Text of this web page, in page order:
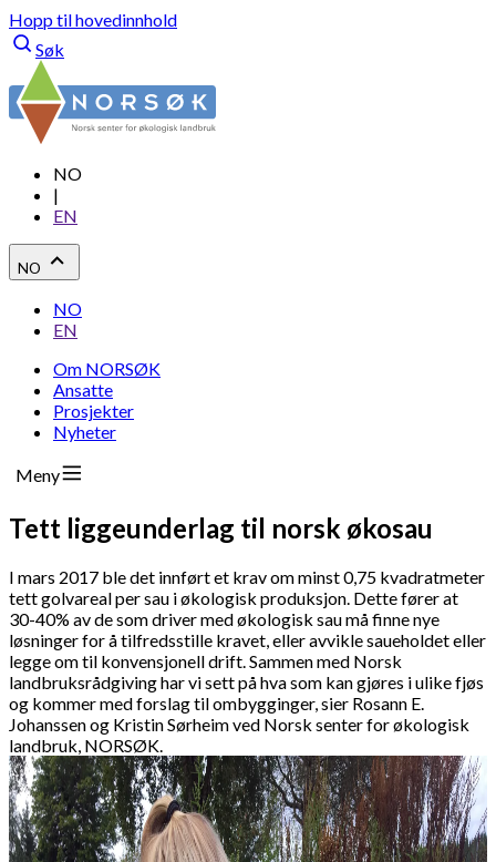
Hopp til hovedinnhold
Søk
NO
|
EN
NO
NO
EN
Om NORSØK
Ansatte
Prosjekter
Nyheter
Meny
Tett liggeunderlag til norsk økosau
I mars 2017 ble det innført et krav om minst 0,75 kvadratmeter
tett golvareal per sau i økologisk produksjon. Dette fører at
30-40% av de som driver med økologisk sau må finne nye
løsninger for å tilfredsstille kravet, eller avvikle saueholdet eller
legge om til konvensjonell drift. Sammen med Norsk
landbruksrådgiving har vi sett på hva som kan gjøres i ulike fjøs
og kommer med forslag til ombygginger, sier Rosann E.
Johanssen og Kristin Sørheim ved Norsk senter for økologisk
landbruk, NORSØK.